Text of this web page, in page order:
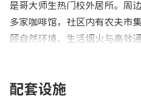
是哥大师生热门校外居所。周
多家咖啡馆，社区内有农夫市
顾自然环境、生活烟火与高效通
配套设施